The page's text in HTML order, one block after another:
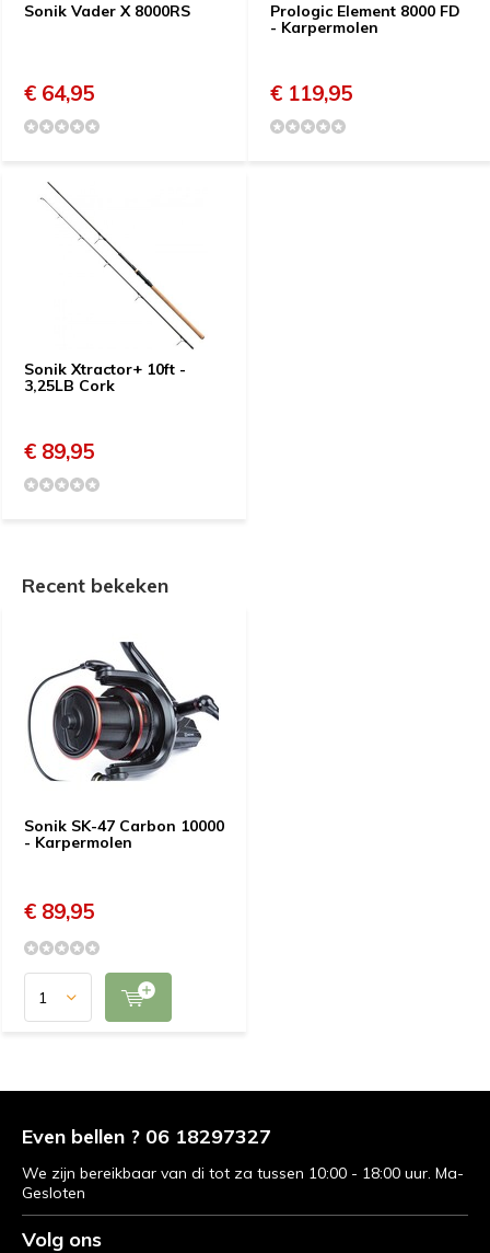
Sonik Vader X 8000RS
€ 64,95
Prologic Element 8000 FD
- Karpermolen
€ 119,95
Sonik Xtractor+ 10ft -
3,25LB Cork
€ 89,95
Recent bekeken
Sonik SK-47 Carbon 10000
- Karpermolen
€ 89,95
Even bellen ? 06 18297327
We zijn bereikbaar van di tot za tussen 10:00 - 18:00 uur. Ma-
Gesloten
Volg ons